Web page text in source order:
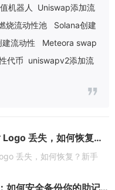
机器人
Uniswap添加流
烧流动性池
Solana创建
流动性
Meteora swap
代币 uniswapv2添加流
迁移/桥接代币后 Logo 丢失，如何恢复？新手完整自救指南
丢失，如何恢复？新手